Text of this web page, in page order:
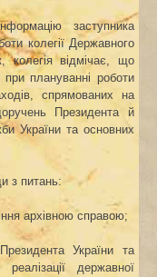
заступника
колегії Державного
колегія відмічає, що
при плануванні роботи
спрямованих на
Президента й
України та основних
з питань:
архівною справою;
України та
державної